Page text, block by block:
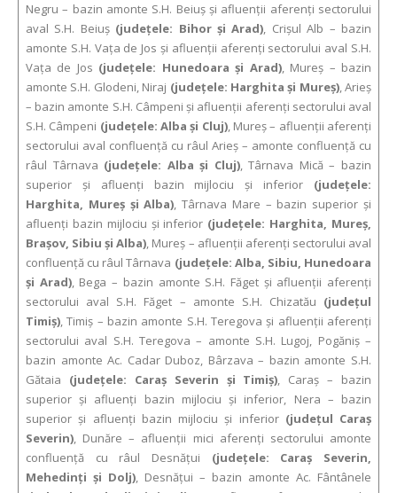
Negru – bazin amonte S.H. Beiuş şi afluenţii aferenţi sectorului
aval S.H. Beiuş (judeţele: Bihor şi Arad), Crişul Alb – bazin
amonte S.H. Vaţa de Jos şi afluenţii aferenţi sectorului aval S.H.
Vaţa de Jos (judeţele: Hunedoara şi Arad), Mureş – bazin
amonte S.H. Glodeni, Niraj (judeţele: Harghita şi Mureş), Arieş
– bazin amonte S.H. Câmpeni şi afluenţii aferenţi sectorului aval
S.H. Câmpeni (judeţele: Alba şi Cluj), Mureş – afluenţii aferenţi
sectorului aval confluenţă cu râul Arieş – amonte confluenţă cu
râul Târnava (judeţele: Alba şi Cluj), Târnava Mică – bazin
superior şi afluenţi bazin mijlociu şi inferior (judeţele:
Harghita, Mureş şi Alba), Târnava Mare – bazin superior şi
afluenţi bazin mijlociu şi inferior (judeţele: Harghita, Mureş,
Braşov, Sibiu şi Alba), Mureş – afluenţii aferenţi sectorului aval
confluenţă cu râul Târnava (judeţele: Alba, Sibiu, Hunedoara
şi Arad), Bega – bazin amonte S.H. Făget şi afluenţii aferenţi
sectorului aval S.H. Făget – amonte S.H. Chizatău (judeţul
Timiş), Timiş – bazin amonte S.H. Teregova şi afluenţii aferenţi
sectorului aval S.H. Teregova – amonte S.H. Lugoj, Pogăniş –
bazin amonte Ac. Cadar Duboz, Bârzava – bazin amonte S.H.
Gătaia (judeţele: Caraş Severin şi Timiş), Caraş – bazin
superior şi afluenţi bazin mijlociu şi inferior, Nera – bazin
superior şi afluenţi bazin mijlociu şi inferior (judeţul Caraş
Severin), Dunăre – afluenţii mici aferenţi sectorului amonte
confluenţă cu râul Desnăţui (judeţele: Caraş Severin,
Mehedinţi şi Dolj), Desnăţui – bazin amonte Ac. Fântânele